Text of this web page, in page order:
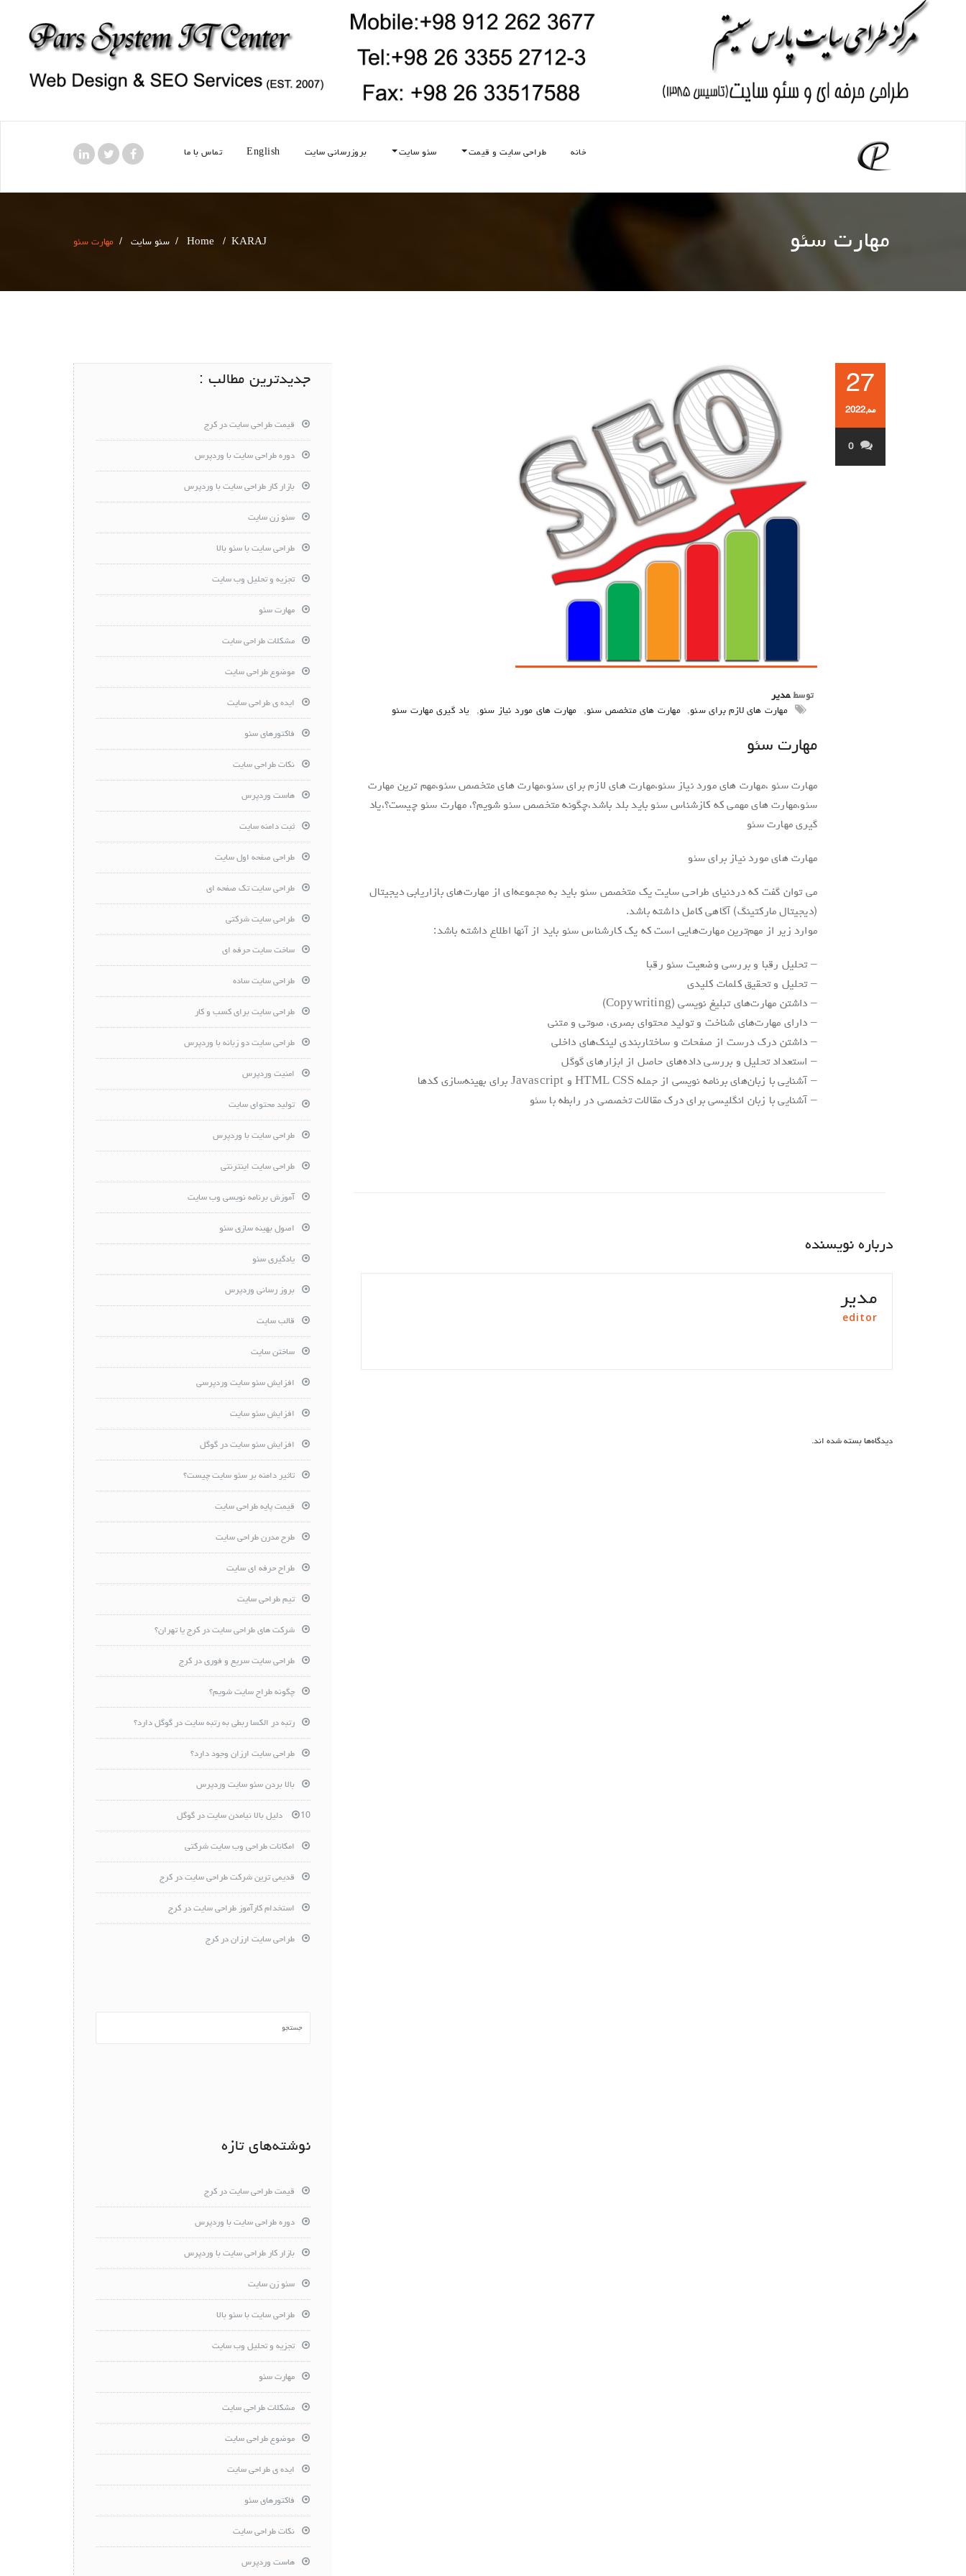
خانه طراحی سایت و قیمت سئو سایت بروزرسانی سایت English تماس با ما
مهارت سئو Home / KARAJ
/ سئو سایت / مهارت سئو
27
مه,2022
0
توسط مدیر
مهارت های لازم برای سئو, مهارت های متخصص سئو, مهارت های مورد نیاز سئو, یاد گیری مهارت سئو
مهارت سئو
مهارت سئو ،مهارت های مورد نیاز سئو،مهارت های لازم برای سئو،مهارت های متخصص سئو،مهم ترین مهارت
سئو،مهارت های مهمی که کازشناس سئو باید بلد باشد،چگونه متخصص سئو شویم؟، مهارت سئو چیست؟،یاد
گیری مهارت سئو
مهارت های مورد نیاز برای سئو
می توان گفت که دردنیای طراحی سایت یک متخصص سئو باید به مجموعه‌ای از مهارت‌های بازاریابی دیجیتال
(دیجیتال مارکتینگ) آگاهی کامل داشته باشد.
موارد زیر از مهم‌ترین مهارت‌هایی است که یک کارشناس سئو باید از آنها اطلاع داشته باشد:
– تحلیل رقبا و بررسی وضعیت سئو رقبا
– تحلیل و تحقیق کلمات کلیدی
– داشتن مهارت‌های تبلیغ نویسی (Copywriting)
– دارای مهارت‌های شناخت و تولید محتوای بصری، صوتی و متنی
– داشتن درک درست از صفحات و ساختاربندی لینک‌های داخلی
– استعداد تحلیل و بررسی داده‌های حاصل از ابزارهای گوگل
– آشنایی با زبان‌های برنامه نویسی از جمله HTML CSS و Javascript برای بهینه‌سازی کد‌ها
– آشنایی با زبان انگلیسی برای درک مقالات تخصصی در رابطه با سئو
درباره نویسنده
مدیر
editor
دیدگاه‌ها بسته شده اند.
جدیدترین مطالب :
قیمت طراحی سایت در کرج
دوره طراحی سایت با وردپرس
بازار کار طراحی سایت با وردپرس
سئو زن سایت
طراحی سایت با سئو بالا
تجزیه و تحلیل وب سایت
مهارت سئو
مشکلات طراحی سایت
موضوع طراحی سایت
ایده ی طراحی سایت
فاکتورهای سئو
نکات طراحی سایت
هاست وردپرس
ثبت دامنه سایت
طراحی صفحه اول سایت
طراحی سایت تک صفحه ای
طراحی سایت شرکتی
ساخت سایت حرفه ای
طراحی سایت ساده
طراحی سایت برای کسب و کار
طراحی سایت دو زبانه با وردپرس
امنیت وردپرس
تولید محتوای سایت
طراحی سایت با وردپرس
طراحی سایت اینترنتی
آموزش برنامه نویسی وب سایت
اصول بهینه سازی سئو
یادگیری سئو
بروز رسانی وردپرس
قالب سایت
ساختن سایت
افزایش سئو سایت وردپرسی
افزایش سئو سایت
افزایش سئو سایت در گوگل
تاثیر دامنه بر سئو سایت چیست؟
قیمت پایه طراحی سایت
طرح مدرن طراحی سایت
طراح حرفه ای سایت
تیم طراحی سایت
شرکت های طراحی سایت در کرج یا تهران؟
طراحی سایت سریع و فوری در کرج
چگونه طراح سایت شویم؟
رتبه در الکسا ربطی به رتبه سایت در گوگل دارد؟
طراحی سایت ارزان وجود دارد؟
بالا بردن سئو سایت وردپرس
10 دلیل بالا نیامدن سایت در گوگل
امکانات طراحی وب سایت شرکتی
قدیمی ترین شرکت طراحی سایت در کرج
استخدام کارآموز طراحی سایت در کرج
طراحی سایت ارزان در کرج
نوشته‌های تازه
قیمت طراحی سایت در کرج
دوره طراحی سایت با وردپرس
بازار کار طراحی سایت با وردپرس
سئو زن سایت
طراحی سایت با سئو بالا
تجزیه و تحلیل وب سایت
مهارت سئو
مشکلات طراحی سایت
موضوع طراحی سایت
ایده ی طراحی سایت
فاکتورهای سئو
نکات طراحی سایت
هاست وردپرس